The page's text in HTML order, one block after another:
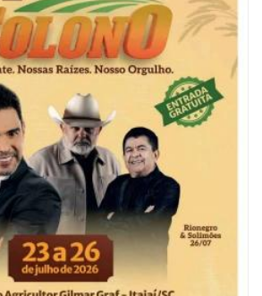
para HIV, sífilis e hepatites nesta quinta (6) e